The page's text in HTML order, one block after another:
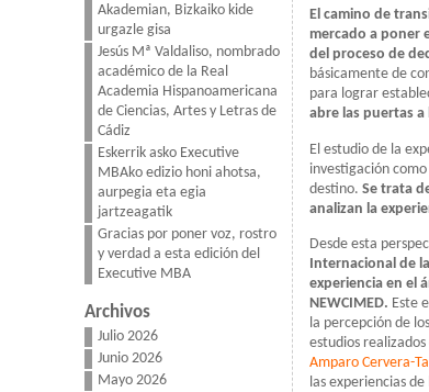
Akademian, Bizkaiko kide
urgazle gisa
Jesús Mª Valdaliso, nombrado
académico de la Real
Academia Hispanoamericana
de Ciencias, Artes y Letras de
Cádiz
Eskerrik asko Executive
MBAko edizio honi ahotsa,
aurpegia eta egia
jartzeagatik
Gracias por poner voz, rostro
y verdad a esta edición del
Executive MBA
Archivos
Julio 2026
Junio 2026
Mayo 2026
El camino de
mercado a poner
del proceso de
básicamente de
para lograr
abre las puertas
El estudio de la
investigación
destino.Se trata
analizan la
Desde esta
Internacional de
experiencia en el
NEWCIMED. Este
la percepción de
estudios
Amparo Cervera-
las experiencias